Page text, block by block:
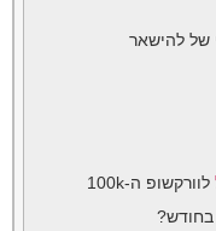
לוורקשופ ה-100k